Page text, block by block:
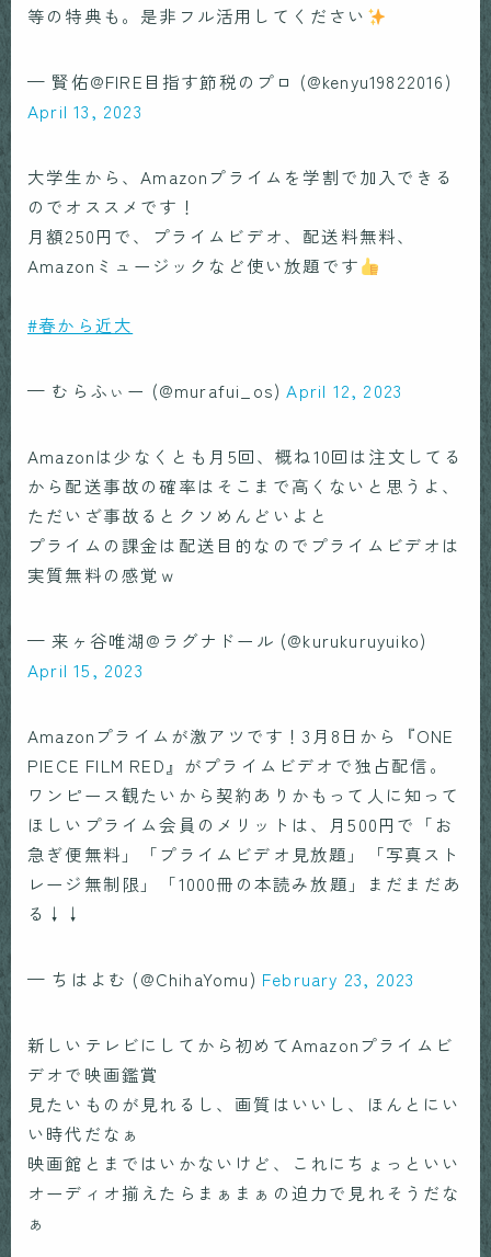
等の特典も。是非フル活用してください
— 賢佑@FIRE目指す節税のプロ (@kenyu19822016)
April 13, 2023
大学生から、Amazonプライムを学割で加入できる
のでオススメです！
月額250円で、プライムビデオ、配送料無料、
Amazonミュージックなど使い放題です
#春から近大
— むらふぃー (@murafui_os)April 12, 2023
Amazonは少なくとも月5回、概ね10回は注文してる
から配送事故の確率はそこまで高くないと思うよ、
ただいざ事故るとクソめんどいよと
プライムの課金は配送目的なのでプライムビデオは
実質無料の感覚ｗ
— 来ヶ谷唯湖@ラグナドール (@kurukuruyuiko)
April 15, 2023
Amazonプライムが激アツです！3月8日から『ONE
PIECE FILM RED』がプライムビデオで独占配信。
ワンピース観たいから契約ありかもって人に知って
ほしいプライム会員のメリットは、月500円で「お
急ぎ便無料」「プライムビデオ見放題」「写真スト
レージ無制限」「1000冊の本読み放題」まだまだあ
る↓↓
— ちはよむ (@ChihaYomu) February 23, 2023
新しいテレビにしてから初めてAmazonプライムビ
デオで映画鑑賞
見たいものが見れるし、画質はいいし、ほんとにい
い時代だなぁ
映画館とまではいかないけど、これにちょっといい
オーディオ揃えたらまぁまぁの迫力で見れそうだな
ぁ